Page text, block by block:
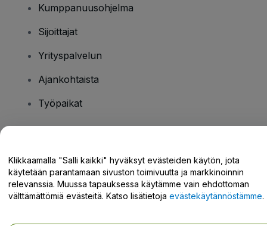
Kumppanuusohjelma
Sijoittajat
Yrityspalvelun
Ajankohtaista
Työpaikat
Tukikeskus / Ota meihin yhteyttä
Klikkaamalla "Salli kaikki" hyväksyt evästeiden käytön, jota
käytetään parantamaan sivuston toimivuutta ja markkinoinnin
relevanssia. Muussa tapauksessa käytämme vain ehdottoman
välttämättömiä evästeitä. Katso lisätietoja evästekäytännöstämme.